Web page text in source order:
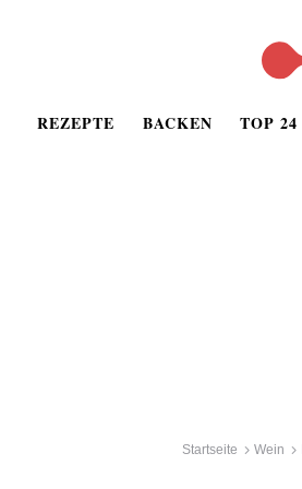
REZEPTE BACKEN TOP 24
Startseite Wein